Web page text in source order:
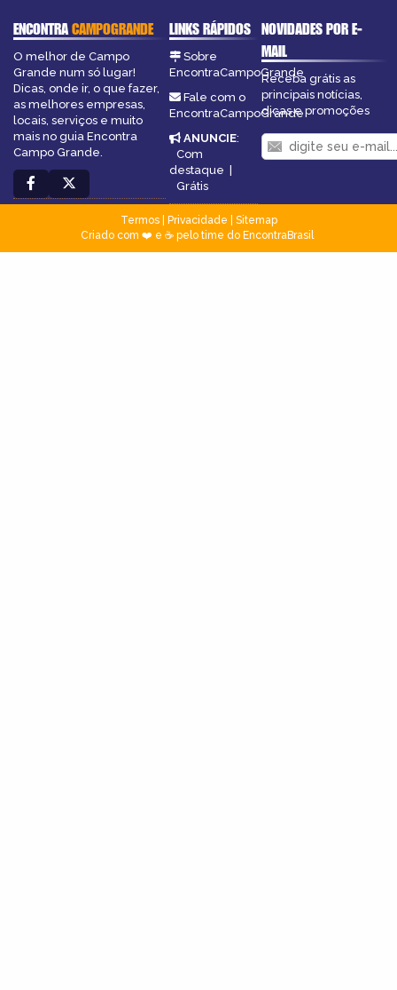
ENCONTRACAMPOGRANDE
O melhor de Campo
Grande num só lugar!
Dicas, onde ir, o que fazer,
as melhores empresas,
locais, serviços e muito
mais no guia Encontra
Campo Grande.
LINKS RÁPIDOS
Sobre
EncontraCampoGrande
Fale com o
EncontraCampoGrande
ANUNCIE:
Com
destaque |
Grátis
NOVIDADES POR E-
MAIL
Receba grátis as
principais notícias,
dicas e promoções
Termos| Privacidade
Sitemap
Criado com ❤️ e ☕ pelo time do EncontraBrasil